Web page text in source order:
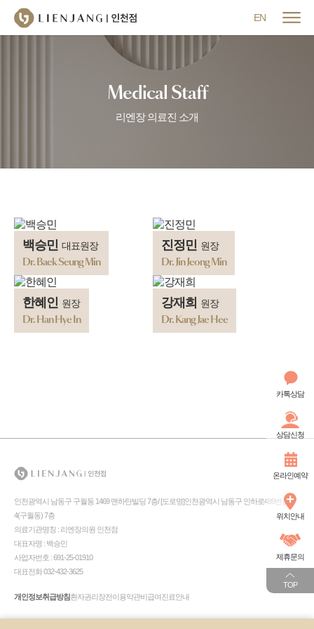
EN
카톡상담
상담신청
온라인예약
위치안내
제휴문의
TOP
Medical Staff
리엔장 의료진 소개
백승민 대표원장
Dr. Baek Seung Min
진정민 원장
Dr. Jin Jeong Min
한혜인 원장
Dr. Han Hye In
강재희 원장
Dr. Kang Jae Hee
인천광역시 남동구 구월동 1469 맨하탄빌딩 7층/ [도로명]인천광역시 남동구 인하로489번길
4(구월동) 7층
의료기관명칭 : 리엔장의원 인천점
대표자명 : 백승민
사업자번호 : 691-25-01910
대표전화 032-432-3625
개인정보취급방침환자권리장전이용약관비급여진료안내